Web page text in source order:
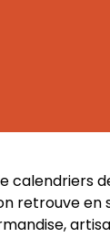
retrouve